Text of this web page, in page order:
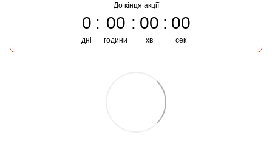
До кінця акції
0
дні
00
години
00
хв
00
сек